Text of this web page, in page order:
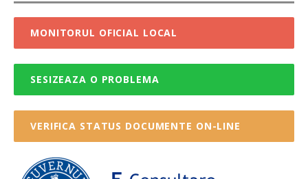
MONITORUL OFICIAL LOCAL
SESIZEAZA O PROBLEMA
VERIFICA STATUS DOCUMENTE ON-LINE